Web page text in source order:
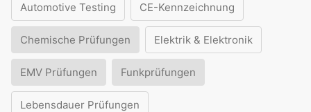
Automotive Testing CE-Kennzeichnung
Chemische Prüfungen Elektrik & Elektronik
EMV Prüfungen Funkprüfungen
Lebensdauer Prüfungen